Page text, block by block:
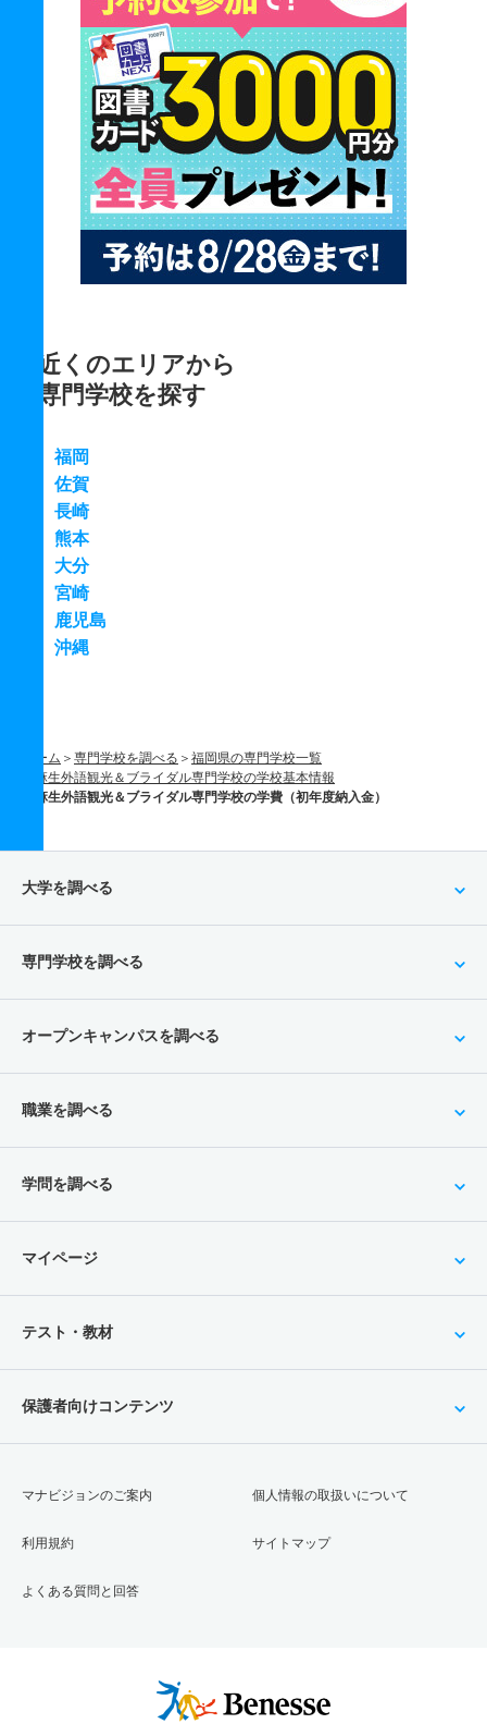
近くのエリアから
専門学校を探す
福岡
佐賀
長崎
熊本
大分
宮崎
鹿児島
沖縄
ホーム 専門学校を調べる
福岡県の専門学校一覧
麻生外語観光＆ブライダル専門学校の学校基本情報
麻生外語観光＆ブライダル専門学校の学費（初年度納入金）
大学を調べる
専門学校を調べる
オープンキャンパスを調べる
職業を調べる
学問を調べる
マイページ
テスト・教材
保護者向けコンテンツ
マナビジョンのご案内
利用規約
よくある質問と回答
個人情報の取扱いについて
サイトマップ